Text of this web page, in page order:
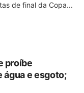
de final da Copa...
proíbe
água e esgoto;